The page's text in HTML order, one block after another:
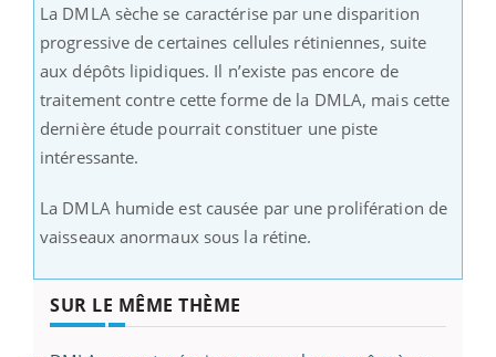
La DMLA sèche se caractérise par une disparition
progressive de certaines cellules rétiniennes, suite
aux dépôts lipidiques. Il n’existe pas encore de
traitement contre cette forme de la DMLA, mais cette
dernière étude pourrait constituer une piste
intéressante.
La DMLA humide est causée par une prolifération de
vaisseaux anormaux sous la rétine.
SUR LE MÊME THÈME